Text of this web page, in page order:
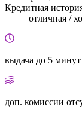
Кредитная
отличная /
выдача до 5 минут
доп. комиссии